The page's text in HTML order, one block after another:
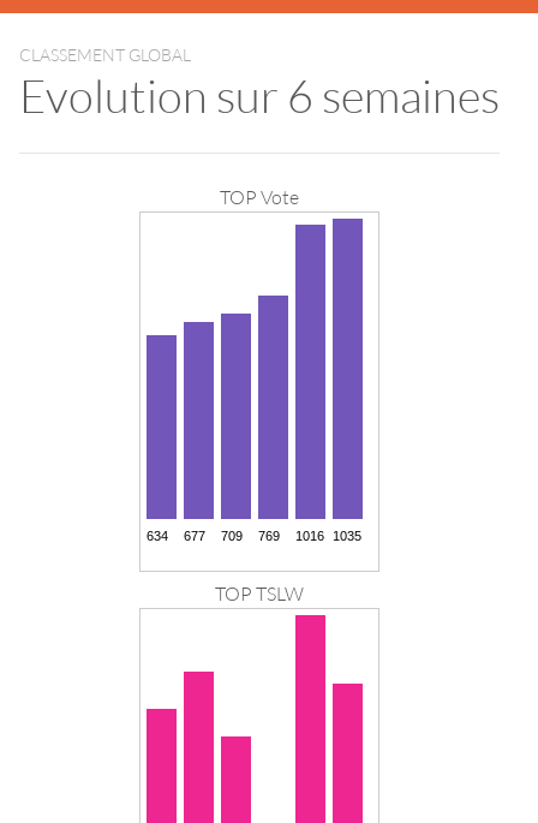
CLASSEMENT GLOBAL
Evolution sur 6 semaines
TOP Vote
TOP TSLW